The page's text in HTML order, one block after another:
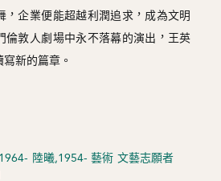
，企業便能超越利潤追求，成為文明
倫敦人劇場中永不落幕的演出，王英
新的篇章。
陸曦,1954- 藝術 文藝志願者